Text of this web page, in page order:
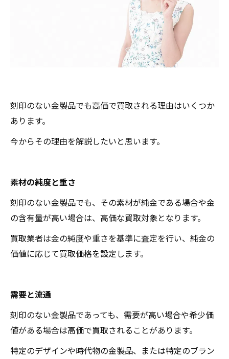
刻印のない金製品でも高価で買取される理由はいくつか
あります。
今からその理由を解説したいと思います。
素材の純度と重さ
刻印のない金製品でも、その素材が純金である場合や金
の含有量が高い場合は、高価な買取対象となります。
買取業者は金の純度や重さを基準に査定を行い、純金の
価値に応じて買取価格を設定します。
需要と流通
刻印のない金製品であっても、需要が高い場合や希少価
値がある場合は高価で買取されることがあります。
特定のデザインや時代物の金製品、または特定のブラン